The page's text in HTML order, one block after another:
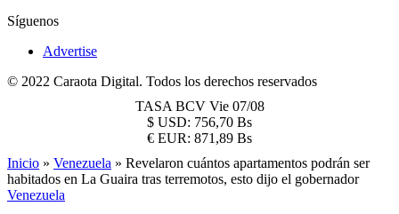
Síguenos
Advertise
© 2022 Caraota Digital. Todos los derechos reservados
TASA BCV Vie 07/08
$ USD: 756,70 Bs
€ EUR: 871,89 Bs
Inicio » Venezuela » Revelaron cuántos apartamentos podrán ser
habitados en La Guaira tras terremotos, esto dijo el gobernador
Venezuela